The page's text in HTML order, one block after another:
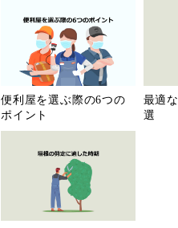
便利屋を選ぶ際の6つの
ポイント
最適
選